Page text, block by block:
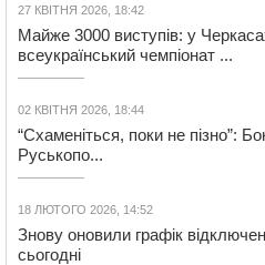
27 КВІТНЯ 2026, 18:42
Майже 3000 виступів: у
всеукраїнський чемпіонат ...
02 КВІТНЯ 2026, 18:44
“Схаменіться, поки не пізно”:
Руськопо...
18 ЛЮТОГО 2026, 14:52
Знову оновили графік
сьогодні